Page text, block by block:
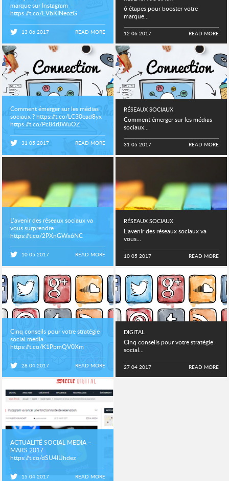
marque sur Instagram
https://t.co/EVbKINeozG
13 06 2017 READ MORE
6 étapes pour booster votre
marque...
12 06 2017 READ MORE
Comment émerger sur les médias
sociaux ? https://t.co/LC30ead8yx
https://t.co/Pc84r8WuOZ
31 05 2017 READ MORE
RÉSEAUX SOCIAUX
Comment émerger sur les médias
sociaux...
31 05 2017 READ MORE
L’avenir des réseaux sociaux va
vous surprendre
https://t.co/2PXnGWx6NC
10 05 2017 READ MORE
RÉSEAUX SOCIAUX
L’avenir des réseaux sociaux va
vous...
10 05 2017 READ MORE
Cinq conseils pour votre stratégie
social media
https://t.co/K1PbmQV0Xm
28 04 2017 READ MORE
DIGITAL
Cinq conseils pour votre stratégie
social...
27 04 2017 READ MORE
ACTUALITÉ SOCIAL MEDIA –
MARS 2017
https://t.co/dSU4lUhdez
15 04 2017 READ MORE